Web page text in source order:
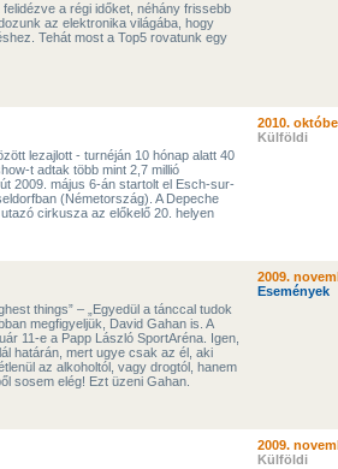
a régi időket, néhány frissebb
az elektronika világába, hogy
Tehát most a Top5 rovatunk egy
lezajlott - turnéján 10 hónap alatt 40
t adtak több mint 2,7 millió
2009. május 6-án startolt el Esch-sur-
(Németország). A Depeche
cirkusza az előkelő 20. helyen
2010.
Külföldi
things” – „Egyedül a tánccal tudok
megfigyeljük, David Gahan is. A
11-e a Papp László SportAréna. Igen,
határán, mert ugye csak az él, aki
az alkoholtól, vagy drogtól, hanem
sosem elég! Ezt üzeni Gahan.
2009.
Események
2009.
Külföldi